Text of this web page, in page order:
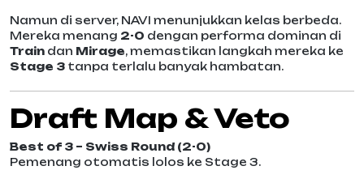
Namun di server, NAVI menunjukkan kelas berbeda.
Mereka menang 2-0 dengan performa dominan di
Train dan Mirage, memastikan langkah mereka ke
Stage 3 tanpa terlalu banyak hambatan.
Draft Map & Veto
Best of 3 – Swiss Round (2-0)
Pemenang otomatis lolos ke Stage 3.